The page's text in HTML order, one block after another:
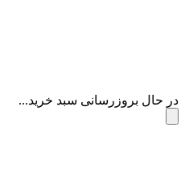
در حال بروزرسانی سبد خرید...